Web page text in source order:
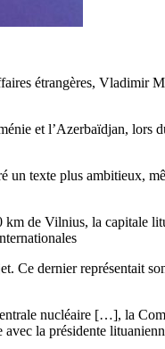
étrangères, Vladimir
et l’Azerbaïdjan, lors
un texte plus ambitieux,
km de Vilnius, la capitale
Ce dernier représentait
nucléaire […], la
la présidente